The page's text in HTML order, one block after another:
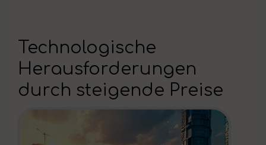
Technologische
Herausforderungen
durch steigende Preise